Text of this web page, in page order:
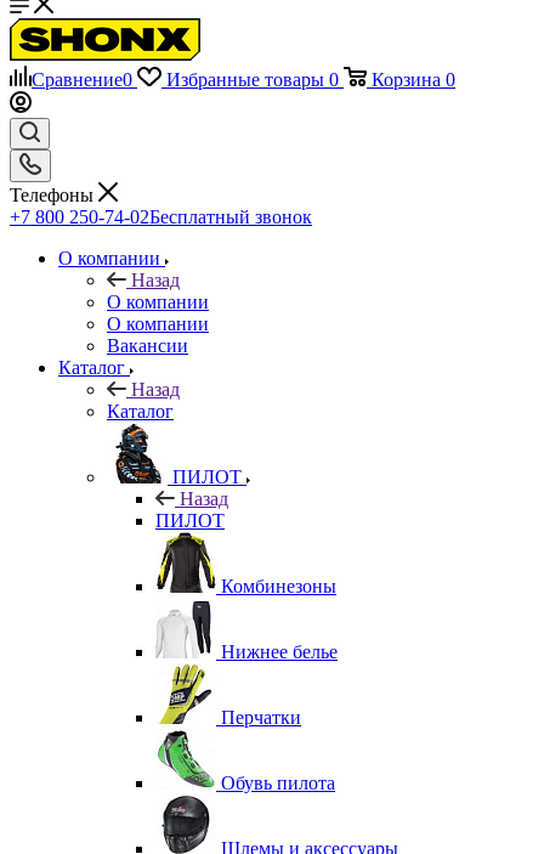
Сравнение0 Избранные товары 0 Корзина 0
Телефоны
+7 800 250-74-02Бесплатный звонок
О компании
Назад
О компании
О компании
Вакансии
Каталог
Назад
Каталог
ПИЛОТ
Назад
ПИЛОТ
Комбинезоны
Нижнее белье
Перчатки
Обувь пилота
Шлемы и аксессуары